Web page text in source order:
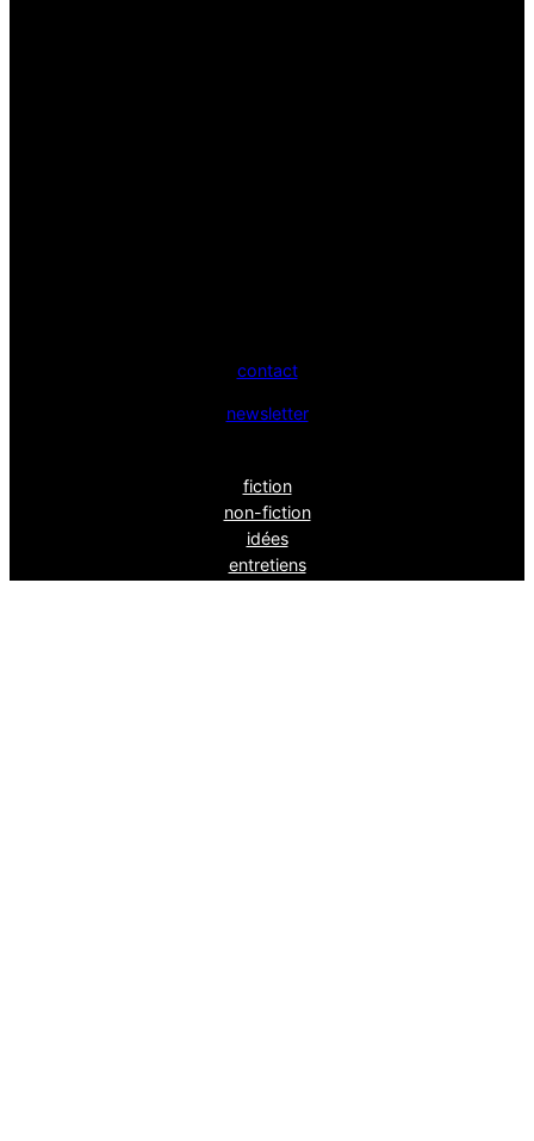
contact
newsletter
fiction
non-fiction
idées
entretiens